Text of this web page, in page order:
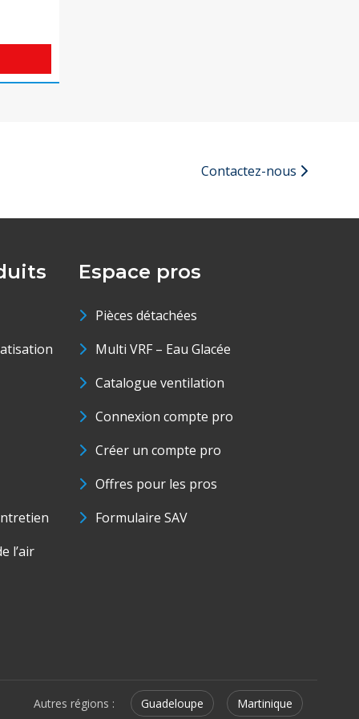
Contactez-nous
l’air
Espace pros
Pièces détachées
Multi VRF – Eau Glacée
Catalogue ventilation
Connexion compte pro
Créer un compte pro
Offres pour les pros
Formulaire SAV
Autres régions : Guadeloupe Martinique